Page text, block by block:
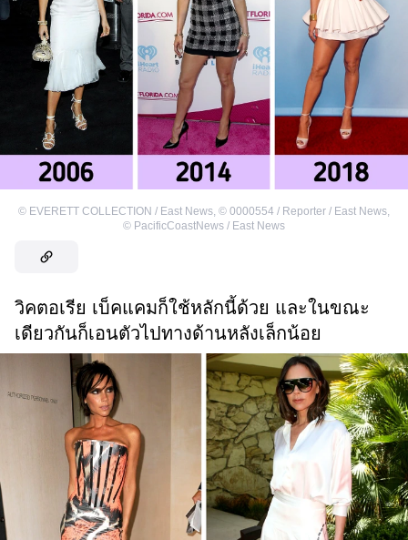
© EVERETT COLLECTION / East News, © 0000554 / Reporter / East News,
© PacificCoastNews / East News
วิคตอเรีย เบ็คแคมก็ใช้หลักนี้ด้วย และในขณะ
เดียวกันก็เอนตัวไปทางด้านหลังเล็กน้อย